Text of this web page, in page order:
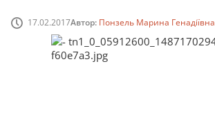
17.02.2017Автор: Понзель Марина Генадіївна